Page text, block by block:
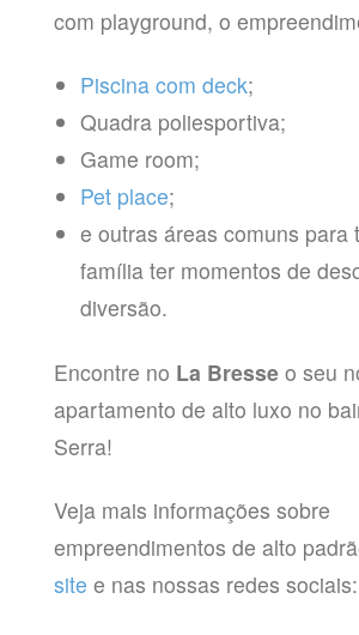
com playground, o
Piscina com deck;
Quadra poliesportiva;
Game room;
Pet place;
e outras áreas comuns para
família ter momentos de
diversão.
Encontre no La Bresseo seu
apartamento de alto luxo no
Serra!
Veja mais informações sobre
empreendimentos de alto
site e nas nossas redes sociais: